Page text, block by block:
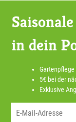
in dein
5€ bei der
Exklusive